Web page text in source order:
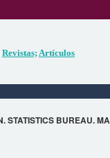
Revistas;Artículos
STATISTICS BUREAU.